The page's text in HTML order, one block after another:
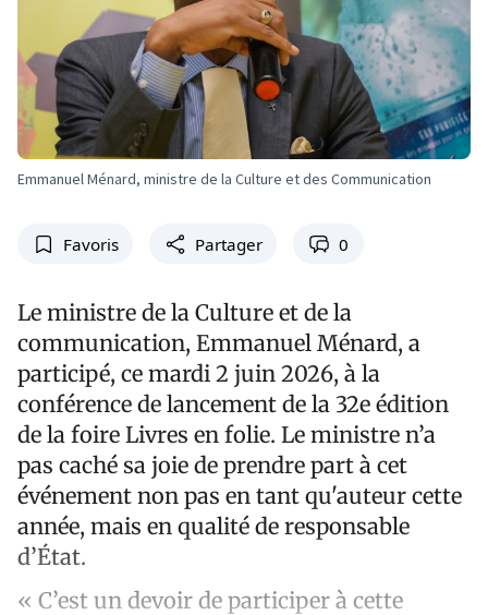
Emmanuel Ménard, ministre de la Culture et des Communication
Favoris Partager 0
Le ministre de la Culture et de la
communication, Emmanuel Ménard, a
participé, ce mardi 2 juin 2026, à la
conférence de lancement de la 32e édition
de la foire Livres en folie. Le ministre n’a
pas caché sa joie de prendre part à cet
événement non pas en tant qu'auteur cette
année, mais en qualité de responsable
d’État.
« C’est un devoir de participer à cette